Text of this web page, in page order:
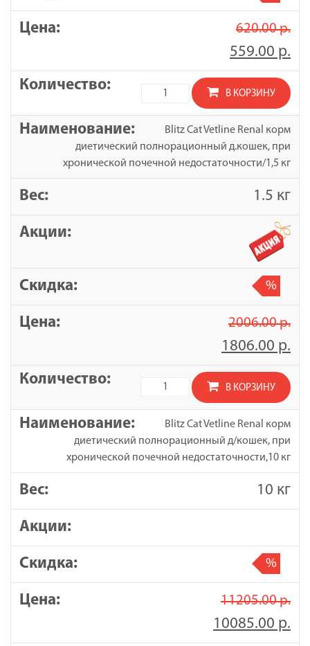
620.00р.
559.00 р.
Количество
Vetline
почечной
недостаточности,
В КОРЗИНУ
Blitz Cat Vetline Renal корм
диетический полнорационный д.кошек, при
хронической почечной недостаточности/1,5 кг
1.5 кг
%
2006.00р.
1806.00 р.
Количество
почечной
недостаточности/1,5
В КОРЗИНУ
Blitz Cat Vetline Renal корм
диетический полнорационный д/кошек, при
хронической почечной недостаточности,10 кг
10 кг
%
11205.00р.
10085.00 р.